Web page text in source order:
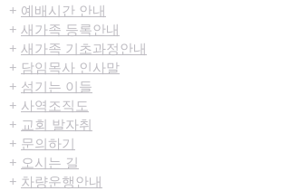
+ 예배시간 안내
+ 새가족 등록안내
+ 새가족 기초과정안내
+ 담임목사 인사말
+ 섬기는 이들
+ 사역조직도
+ 교회 발자취
+ 문의하기
+ 오시는 길
+ 차량운행안내